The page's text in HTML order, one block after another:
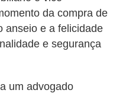
da compra de
anseio e a felicidade
e segurança
um advogado